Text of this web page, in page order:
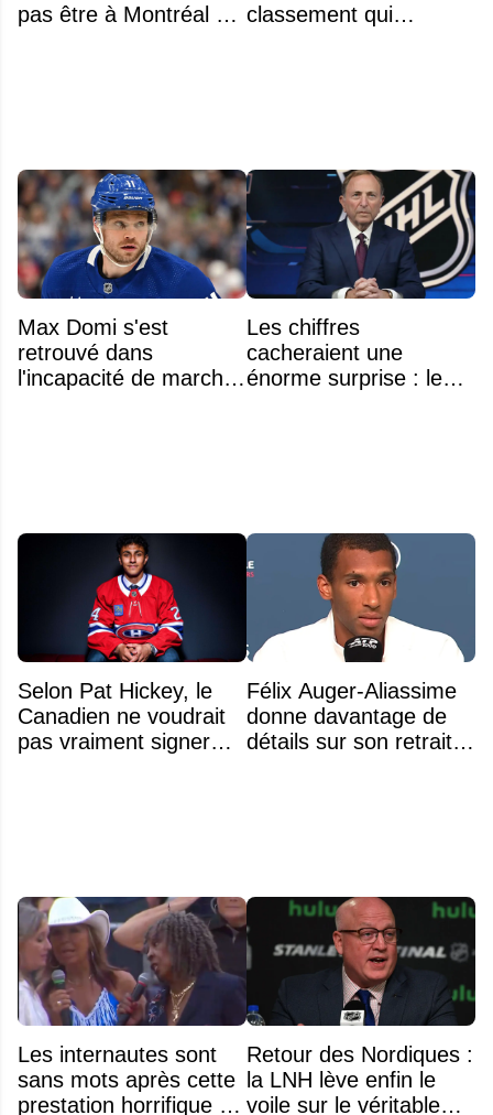
pas être à Montréal cet classement qui
Max Domi s'est
retrouvé dans
l'incapacité de marcher
Les chiffres
cacheraient une
énorme surprise : le
Selon Pat Hickey, le
Canadien ne voudrait
pas vraiment signer
Félix Auger-Aliassime
donne davantage de
détails sur son retrait
Les internautes sont
sans mots après cette
prestation horrifique de
Retour des Nordiques :
la LNH lève enfin le
voile sur le véritable